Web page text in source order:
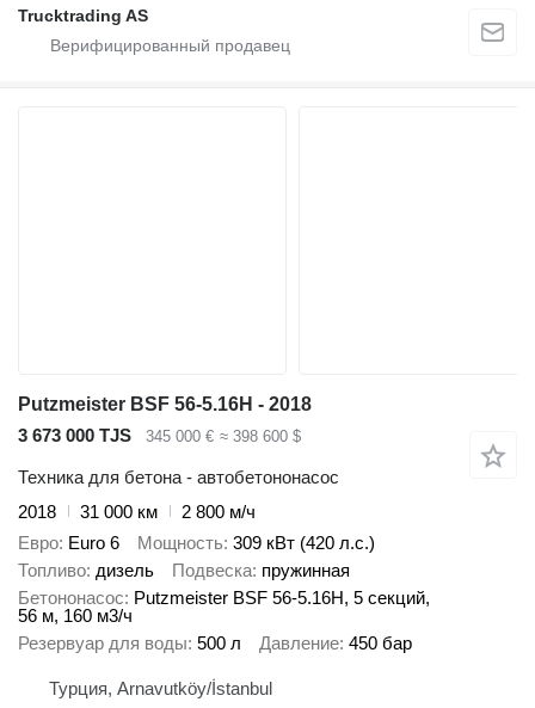
Trucktrading AS
Putzmeister BSF 56-5.16H - 2018
3 673 000 TJS
345 000 € ≈ 398 600 $
Техника для бетона - автобетононасос
2018
31 000 км
2 800 м/ч
Евро Euro 6 Мощность 309 кВт (420 л.с.)
Топливо дизель Подвеска пружинная
Бетононасос Putzmeister BSF 56-5.16H, 5 секций,
56 м, 160 м3/ч
Резервуар для воды 500 л Давление 450 бар
Турция, Arnavutköy/İstanbul